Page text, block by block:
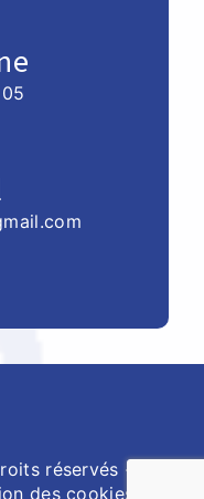
réservés -
des cookies